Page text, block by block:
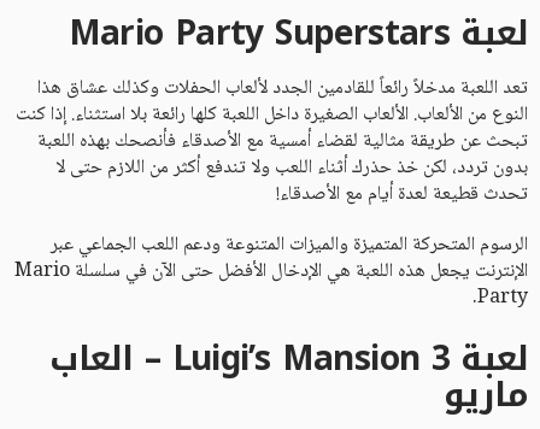
لعبة Mario Party Superstars
تعد اللعبة مدخلاً رائعاً للقادمين الجدد لألعاب الحفلات وكذلك عشاق هذا
النوع من الألعاب. الألعاب الصغيرة داخل اللعبة كلها رائعة بلا استثناء. إذا كنت
تبحث عن طريقة مثالية لقضاء أمسية مع الأصدقاء فأنصحك بهذه اللعبة
بدون تردد، لكن خذ حذرك أثناء اللعب ولا تندفع أكثر من اللازم حتى لا
تحدث قطيعة لعدة أيام مع الأصدقاء!
الرسوم المتحركة المتميزة والميزات المتنوعة ودعم اللعب الجماعي عبر
الإنترنت يجعل هذه اللعبة هي الإدخال الأفضل حتى الآن في سلسلة Mario
Party.
لعبة Luigi’s Mansion 3 – العاب
ماريو